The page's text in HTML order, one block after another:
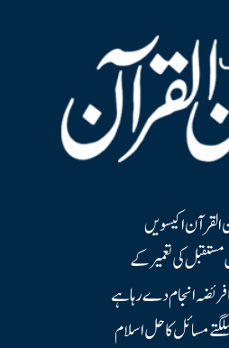
اکیسویں
کی تعمیر کے
فریضہ انجام دے رہا ہے
مسائل کا حل اسلام